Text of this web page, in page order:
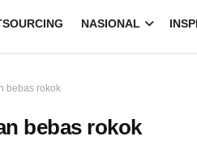
NASIONAL
bebas rokok
bebas rokok